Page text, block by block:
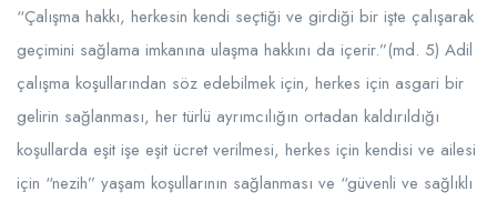
“Çalışma hakkı, herkesin kendi seçtiği ve girdiği bir işte çalışarak
geçimini sağlama imkanına ulaşma hakkını da içerir.”(md. 5) Adil
çalışma koşullarından söz edebilmek için, herkes için asgari bir
gelirin sağlanması, her türlü ayrımcılığın ortadan kaldırıldığı
koşullarda eşit işe eşit ücret verilmesi, herkes için kendisi ve ailesi
için “nezih” yaşam koşullarının sağlanması ve “güvenli ve sağlıklı